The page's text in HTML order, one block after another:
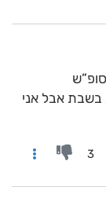
בשבת אבל אני
3